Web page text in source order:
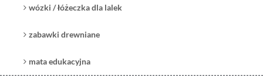
wózki / łóżeczka dla lalek
zabawki drewniane
mata edukacyjna